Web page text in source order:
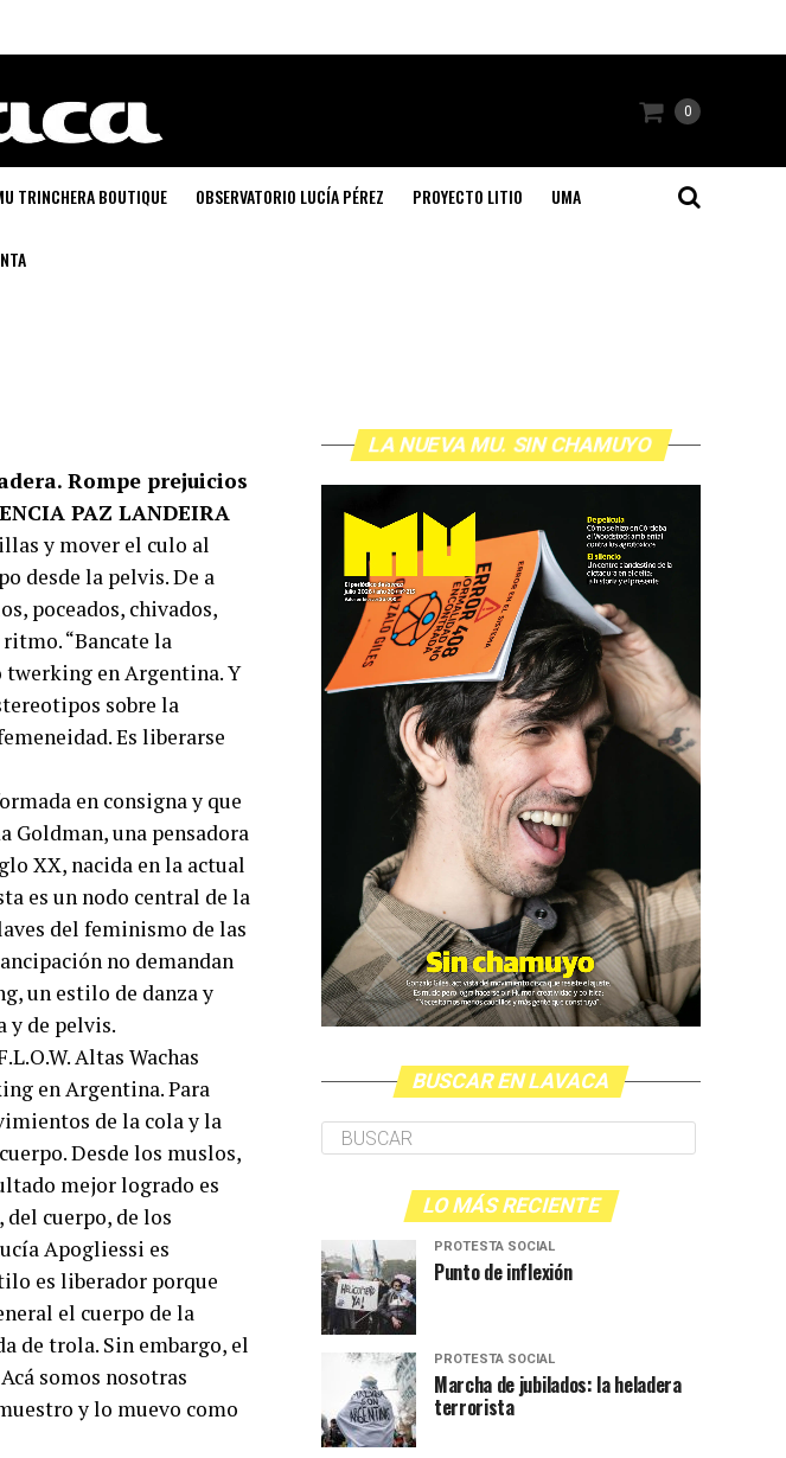
0
TRINCHERA BOUTIQUE OBSERVATORIO LUCÍA PÉREZ PROYECTO LITIO UMA
Rompe prejuicios
PAZ LANDEIRA
y mover el culo al
desde la pelvis. De a
poceados, chivados,
“Bancate la
twerking en Argentina. Y
sobre la
Es liberarse
en consigna y que
Goldman, una pensadora
XX, nacida en la actual
es un nodo central de la
del feminismo de las
no demandan
un estilo de danza y
y de pelvis.
Altas Wachas
en Argentina. Para
de la cola y la
Desde los muslos,
mejor logrado es
cuerpo, de los
Apogliessi es
es liberador porque
el cuerpo de la
de trola. Sin embargo, el
somos nosotras
y lo muevo como
LA NUEVA MU. SIN CHAMUYO
BUSCAR EN LAVACA
LO MÁS RECIENTE
PROTESTA SOCIAL
Punto de inflexión
PROTESTA SOCIAL
Marcha de jubilados: la heladera
terrorista